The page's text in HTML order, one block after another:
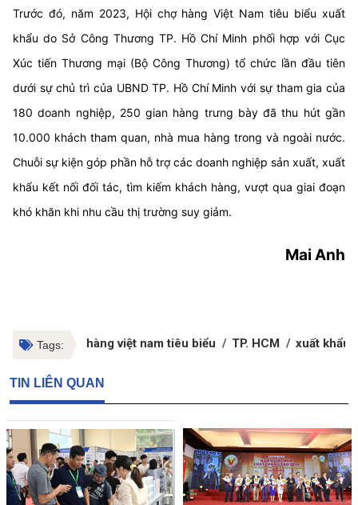
Trước đó, năm 2023, Hội chợ hàng Việt Nam tiêu biểu xuất
khẩu do Sở Công Thương TP. Hồ Chí Minh phối hợp với Cục
Xúc tiến Thương mại (Bộ Công Thương) tổ chức lần đầu tiên
dưới sự chủ trì của UBND TP. Hồ Chí Minh với sự tham gia của
180 doanh nghiệp, 250 gian hàng trưng bày đã thu hút gần
10.000 khách tham quan, nhà mua hàng trong và ngoài nước.
Chuỗi sự kiện góp phần hỗ trợ các doanh nghiệp sản xuất, xuất
khẩu kết nối đối tác, tìm kiếm khách hàng, vượt qua giai đoạn
khó khăn khi nhu cầu thị trường suy giảm.
Mai Anh
Tags: hàng việt nam tiêu biểu TP. HCM xuất khẩu
TIN LIÊN QUAN